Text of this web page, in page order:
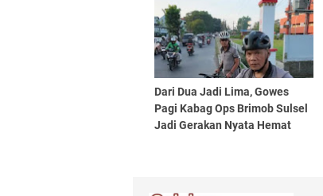
Dari Dua Jadi Lima, Gowes
Pagi Kabag Ops Brimob Sulsel
Jadi Gerakan Nyata Hemat